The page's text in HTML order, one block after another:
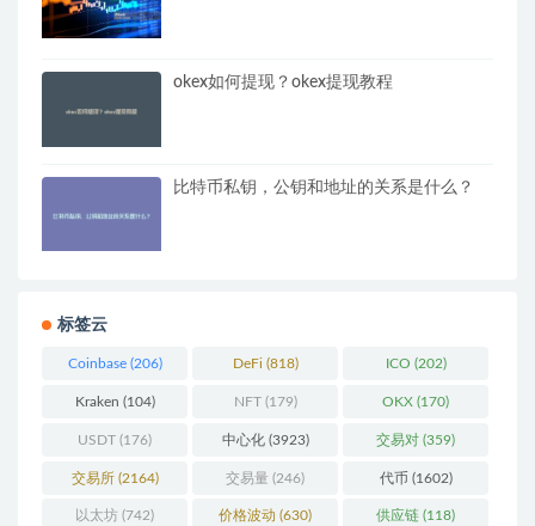
okex如何提现？okex提现教程
比特币私钥，公钥和地址的关系是什么？
标签云
Coinbase(206) DeFi (818) ICO (202)
Kraken (104) NFT(179) OKX (170)
USDT (176) 中心化(3923) 交易对 (359)
交易所(2164) 交易量 (246) 代币 (1602)
以太坊 (742) 价格波动 (630) 供应链 (118)